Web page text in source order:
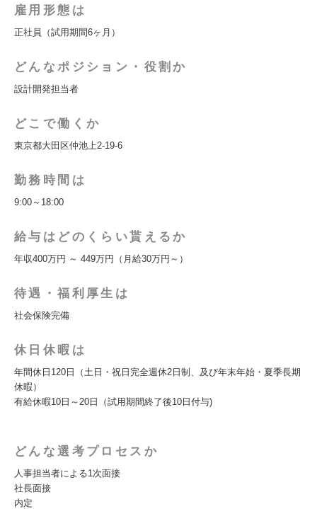
雇用形態は
正社員（試用期間6ヶ月）
どんなポジション・役割か
設計開発担当者
どこで働くか
東京都大田区仲池上2-19-6
勤務時間は
9:00～18:00
給与はどのくらい貰えるか
年収400万円 ～ 449万円（月給30万円～）
待遇・福利厚生は
社会保険完備
休日休暇は
年間休日120日（土日・祝日完全週休2日制、及び年末年始・夏季長期
休暇）
有給休暇10日～20日（試用期間終了後10日付与)
どんな選考プロセスか
人事担当者による1次面接
社長面接
内定